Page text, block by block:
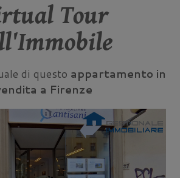
Tour
di questo appartamento in
a Firenze